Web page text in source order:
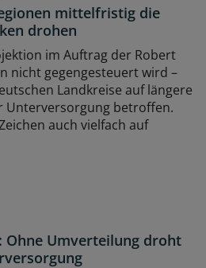
mittelfristig die
drohen
im Auftrag der Robert
nicht gegengesteuert wird –
Landkreise auf längere
Unterversorgung betroffen.
auch vielfach auf
Ohne Umverteilung droht